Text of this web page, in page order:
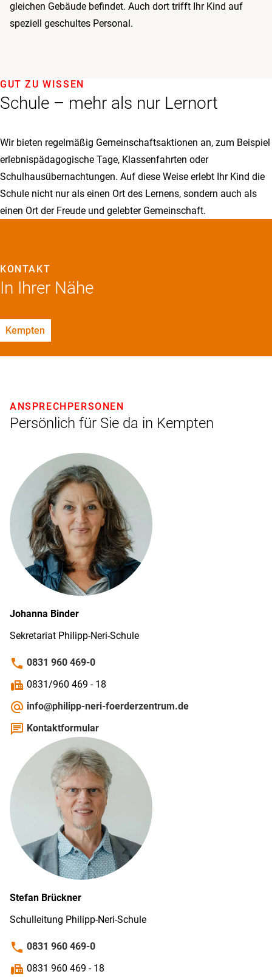
gleichen Gebäude befindet. Auch dort trifft Ihr Kind auf
speziell geschultes Personal.
Schule – mehr als nur Lernort
GUT ZU WISSEN
Wir bieten regelmäßig Gemeinschaftsaktionen an, zum Beispiel
erlebnispädagogische Tage, Klassenfahrten oder
Schulhausübernach­tungen. Auf diese Weise erlebt Ihr Kind die
Schule nicht nur als einen Ort des Lernens, sondern auch als
einen Ort der Freude und gelebter Gemeinschaft.
In Ihrer Nähe
KONTAKT
Kempten
Persönlich für Sie da in Kempten
ANSPRECHPERSONEN
Johanna Binder
Sekretariat Philipp-Neri-Schule
phone 0831 960 469-0
fax 0831/960 469 - 18
alternate_email info@philipp-neri-foerderzentrum.de
chat Kontaktformular
Stefan Brückner
Schulleitung Philipp-Neri-Schule
phone 0831 960 469-0
fax 0831 960 469 - 18